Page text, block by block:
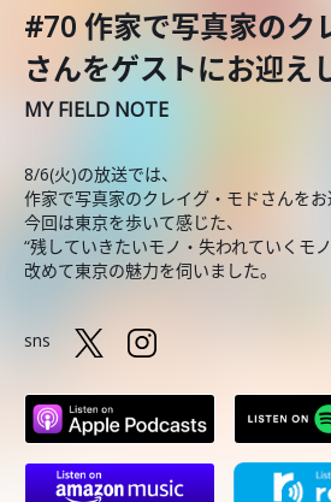
#70 作家で写真家のク
さんをゲストにお迎え
MY FIELD NOTE
8/6(火)の放送では、
作家で写真家のクレイグ・モドさんをお
今回は東京を歩いて感じた、
“残していきたいモノ・失われていくモノ
改めて東京の魅力を伺いました。
sns